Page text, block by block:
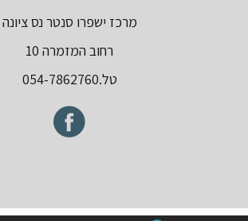
כתובת
מרכז ישפרו סנטר נס ציונה